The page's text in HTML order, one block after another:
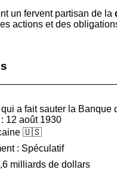
un fervent partisan de la
actions et des
qui a fait sauter la Banque
12 août 1930
🇺🇸
: Spéculatif
milliards de dollars